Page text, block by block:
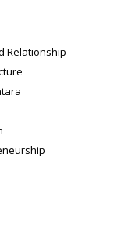
Relationship